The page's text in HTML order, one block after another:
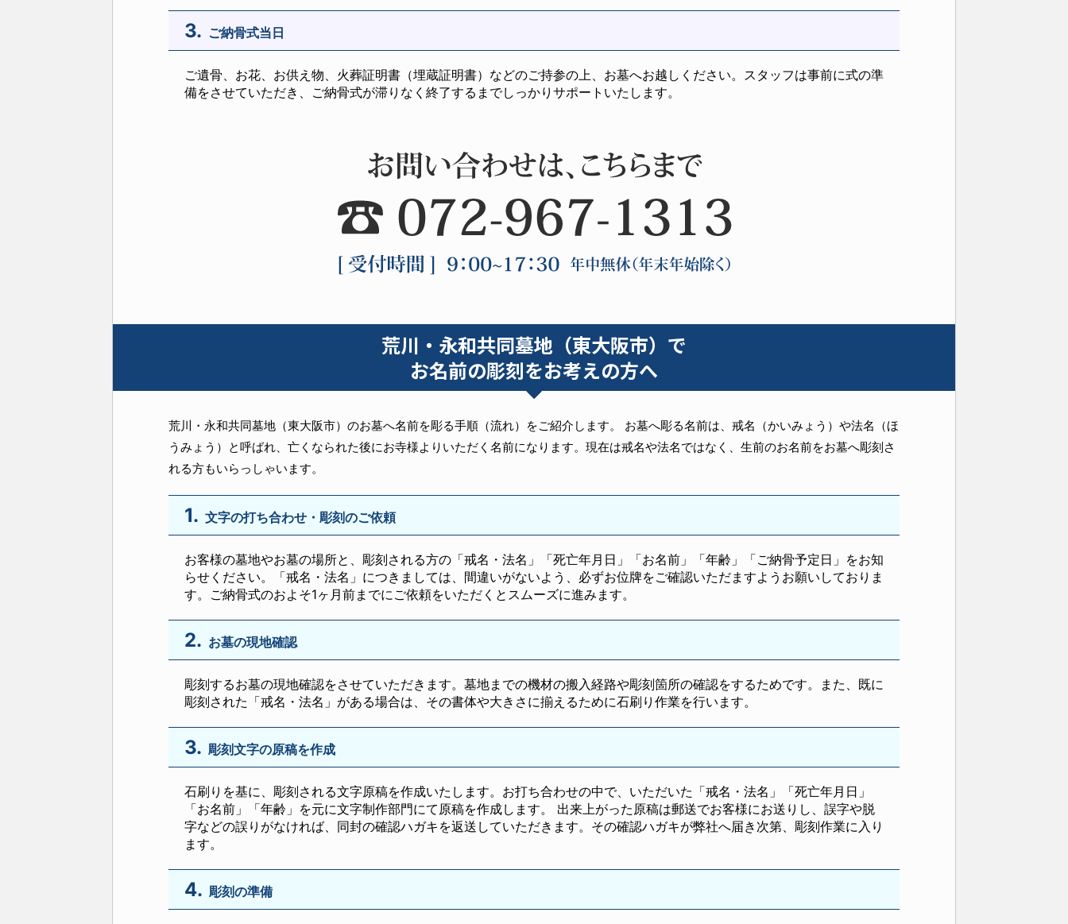
3. ご納骨式当日
ご遺骨、お花、お供え物、火葬証明書（埋蔵証明書）などのご持参の上、お墓へお越しください。スタッフは事前に式の準
備をさせていただき、ご納骨式が滞りなく終了するまでしっかりサポートいたします。
荒川・永和共同墓地（東大阪市）で
お名前の彫刻をお考えの方へ
荒川・永和共同墓地（東大阪市）のお墓へ名前を彫る手順（流れ）をご紹介します。 お墓へ彫る名前は、戒名（かいみょう）や法名（ほ
うみょう）と呼ばれ、亡くなられた後にお寺様よりいただく名前になります。現在は戒名や法名ではなく、生前のお名前をお墓へ彫刻さ
れる方もいらっしゃいます。
1. 文字の打ち合わせ・彫刻のご依頼
お客様の墓地やお墓の場所と、彫刻される方の「戒名・法名」「死亡年月日」「お名前」「年齢」「ご納骨予定日」をお知
らせください。「戒名・法名」につきましては、間違いがないよう、必ずお位牌をご確認いただますようお願いしておりま
す。ご納骨式のおよそ1ヶ月前までにご依頼をいただくとスムーズに進みます。
2. お墓の現地確認
彫刻するお墓の現地確認をさせていただきます。墓地までの機材の搬入経路や彫刻箇所の確認をするためです。また、既に
彫刻された「戒名・法名」がある場合は、その書体や大きさに揃えるために石刷り作業を行います。
3. 彫刻文字の原稿を作成
石刷りを基に、彫刻される文字原稿を作成いたします。お打ち合わせの中で、いただいた「戒名・法名」「死亡年月日」
「お名前」「年齢」を元に文字制作部門にて原稿を作成します。 出来上がった原稿は郵送でお客様にお送りし、誤字や脱
字などの誤りがなければ、同封の確認ハガキを返送していただきます。その確認ハガキが弊社へ届き次第、彫刻作業に入り
ます。
4. 彫刻の準備